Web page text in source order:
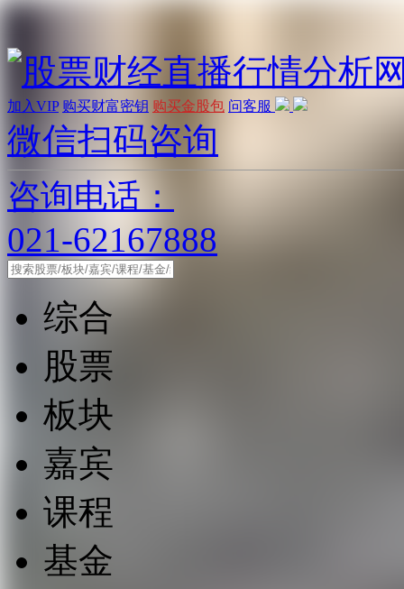
加入VIP 购买财富密钥 购买金股包 问客服
微信扫码咨询
咨询电话：
021-62167888
综合
股票
板块
嘉宾
课程
基金